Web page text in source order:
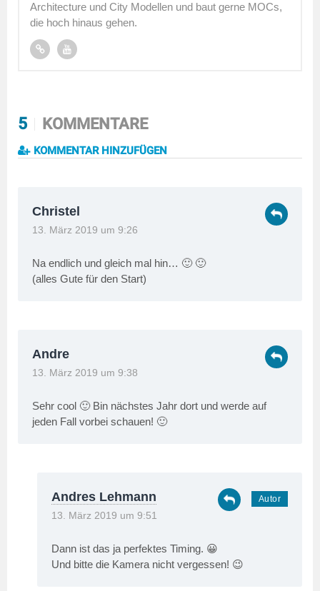
Architecture und City Modellen und baut gerne MOCs,
die hoch hinaus gehen.
5 KOMMENTARE
KOMMENTAR HINZUFÜGEN
Christel
13. März 2019 um 9:26
Na endlich und gleich mal hin… 🙂 🙂
(alles Gute für den Start)
Andre
13. März 2019 um 9:38
Sehr cool 🙂 Bin nächstes Jahr dort und werde auf
jeden Fall vorbei schauen! 🙂
Andres Lehmann
13. März 2019 um 9:51
Dann ist das ja perfektes Timing. 😀
Und bitte die Kamera nicht vergessen! 😉